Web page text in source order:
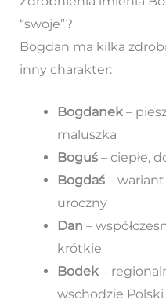
“swoje”?
Bogdan ma kilka
inny charakter:
Bogdanek–
maluszka
Boguś– ciepłe,
Bogdaś– wariant
uroczny
Dan –
krótkie
Bodek–
wschodzie Polski